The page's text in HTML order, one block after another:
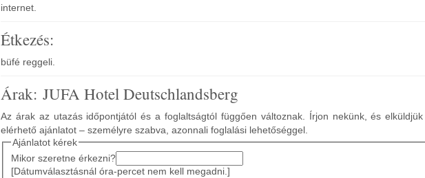
internet.
Étkezés:
büfé reggeli.
Árak: JUFA Hotel Deutschlandsberg
Az árak az utazás időpontjától és a foglaltságtól függően változnak. Írjon nekünk, és
elérhető ajánlatot – személyre szabva, azonnali foglalási lehetőséggel.
Ajánlatot kérek
Mikor szeretne érkezni?
[Dátumválasztásnál óra-percet nem kell megadni.]